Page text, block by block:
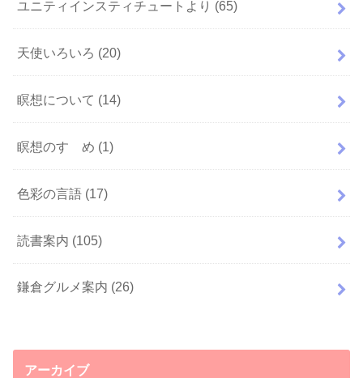
ユニティインスティチュートより (65)
天使いろいろ (20)
瞑想について (14)
瞑想のすゝめ (1)
色彩の言語 (17)
読書案内 (105)
鎌倉グルメ案内 (26)
アーカイブ